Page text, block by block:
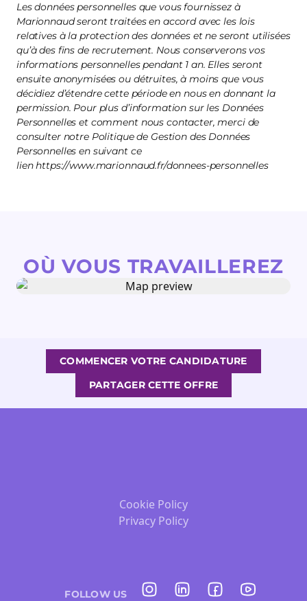
Les données personnelles que vous fournissez à
Marionnaud seront traitées en accord avec les lois
relatives à la protection des données et ne seront utilisées
qu’à des fins de recrutement. Nous conserverons vos
informations personnelles pendant 1 an. Elles seront
ensuite anonymisées ou détruites, à moins que vous
décidiez d’étendre cette période en nous en donnant la
permission. Pour plus d’information sur les Données
Personnelles et comment nous contacter, merci de
consulter notre Politique de Gestion des Données
Personnelles en suivant ce
lien https://www.marionnaud.fr/donnees-personnelles
OÙ VOUS TRAVAILLEREZ
COMMENCER VOTRE CANDIDATURE
PARTAGER CETTE OFFRE
Cookie Policy
Privacy Policy
FOLLOW US